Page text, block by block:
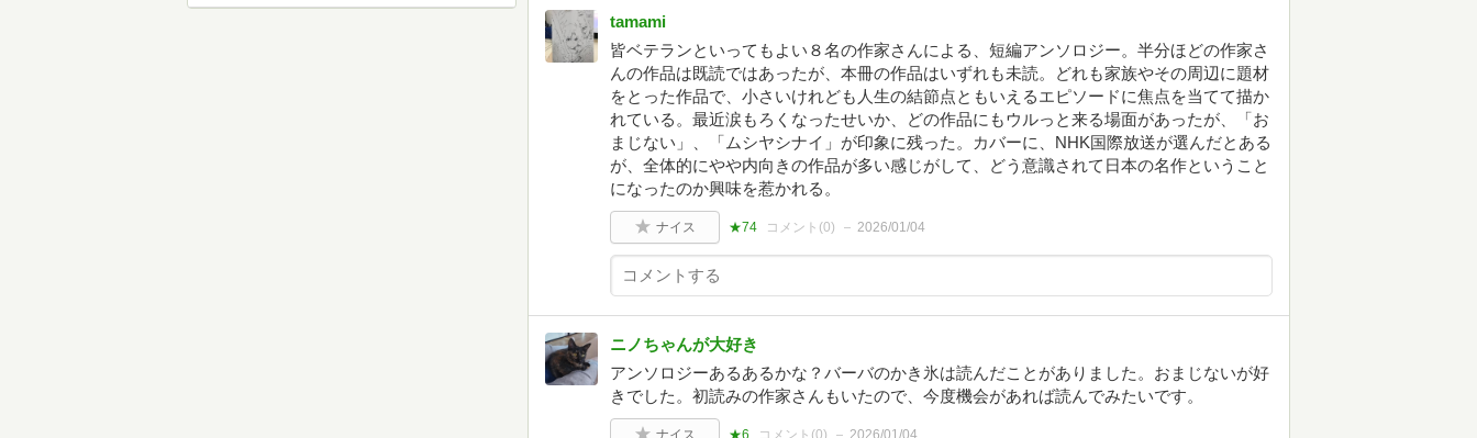
tamami
皆ベテランといってもよい８名の作家さんによる、短編アンソロジー。半分ほどの作家さ
んの作品は既読ではあったが、本冊の作品はいずれも未読。どれも家族やその周辺に題材
をとった作品で、小さいけれども人生の結節点ともいえるエピソードに焦点を当てて描か
れている。最近涙もろくなったせいか、どの作品にもウルっと来る場面があったが、「お
まじない」、「ムシヤシナイ」が印象に残った。カバーに、NHK国際放送が選んだとある
が、全体的にやや内向きの作品が多い感じがして、どう意識されて日本の名作ということ
になったのか興味を惹かれる。
ナイス ★74 コメント(0) 2026/01/04
ニノちゃんが大好き
アンソロジーあるあるかな？バーバのかき氷は読んだことがありました。おまじないが好
きでした。初読みの作家さんもいたので、今度機会があれば読んでみたいです。
ナイス ★6 コメント(0) 2026/01/04